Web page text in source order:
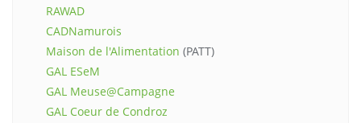
RAWAD
CADNamurois
Maison de l'Alimentation (PATT)
GAL ESeM
GAL Meuse@Campagne
GAL Coeur de Condroz